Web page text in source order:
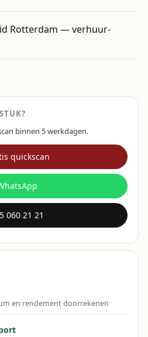
Rotterdam — verhuur-
binnen 5 werkdagen.
quickscan
060 21 21
en rendement doorrekenen